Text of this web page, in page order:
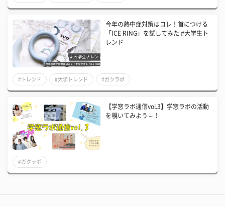
今年の熱中症対策はコレ！首につける
「ICE RING」を試してみた #大学生ト
レンド
#トレンド #大学トレンド #ガクラボ
【学窓ラボ通信vol.3】学窓ラボの活動
を覗いてみよう～！
#ガクラボ